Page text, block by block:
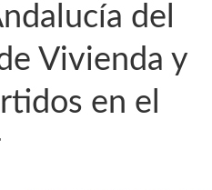
del
Vivienda y
en el